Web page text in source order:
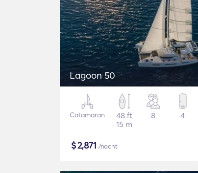
Lagoon 50
Catamaran
48 ft
15 m
8 4
$2,871 /nacht